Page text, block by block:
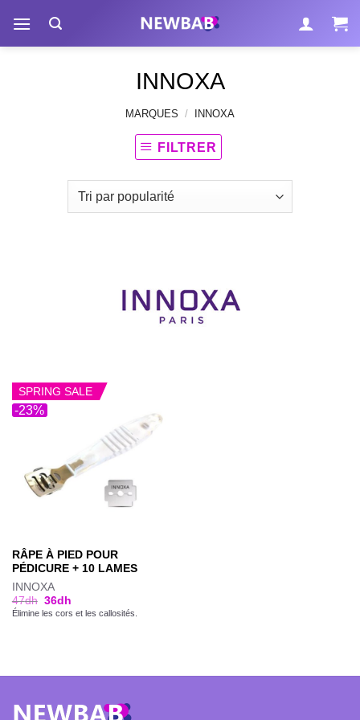
contenu
INNOXA
MARQUES / INNOXA
FILTRER
-23%
SPRING SALE
RÂPE À PIED POUR
PÉDICURE + 10 LAMES
INNOXA
47dh 36dh
Élimine les cors et les callosités.